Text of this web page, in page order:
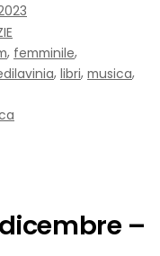
, femminile,
, libri, musica,
–